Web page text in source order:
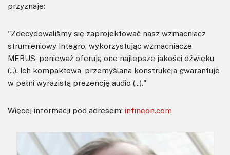
przyznaje:
"Zdecydowaliśmy się zaprojektować nasz wzmacniacz
strumieniowy Integro, wykorzystując wzmacniacze
MERUS, ponieważ oferują one najlepsze jakości dźwięku
(...). Ich kompaktowa, przemyślana konstrukcja gwarantuje
w pełni wyrazistą prezencję audio (...)."
Więcej informacji pod adresem: infineon.com